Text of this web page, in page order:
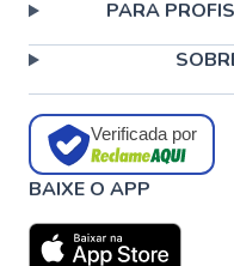
PARA
Verificada por
BAIXE O APP